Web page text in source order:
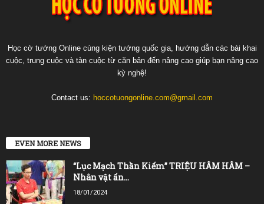
Học cờ tướng Online cùng kiện tướng quốc gia, hướng dẫn các bài khai
cuộc, trung cuộc và tàn cuộc từ căn bản đến nâng cao giúp bạn nâng cao
kỳ nghệ!
Contact us: hoccotuongonline.com@gmail.com
EVEN MORE NEWS
“Lục Mạch Thần Kiếm” TRIỆU HÂM HÂM –
Nhân vật ấn...
18/01/2024